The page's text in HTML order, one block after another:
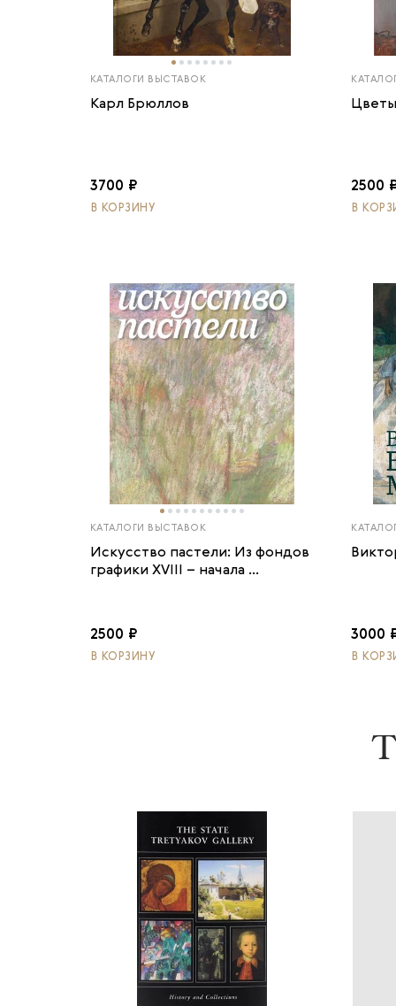
КАТАЛОГИ ВЫСТАВОК
Карл Брюллов
3700 ₽
В КОРЗИНУ
2500
В
КАТАЛОГИ ВЫСТАВОК
Искусство пастели: Из фондов
графики XVIII – начала ...
2500 ₽
В КОРЗИНУ
3000
В